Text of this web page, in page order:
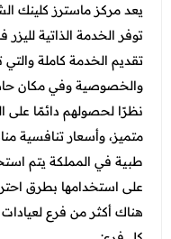
يعد مركز ماسترز كلينك
توفر الخدمة الذاتية
تقديم الخدمة كاملة والتي
والخصوصية وفي مكان
نظرًا لحصولهم دائمًا على
متميز، وأسعار تنافسية
طبية في المملكة يتم
على استخدامها بطرق
هناك أكثر من فرع